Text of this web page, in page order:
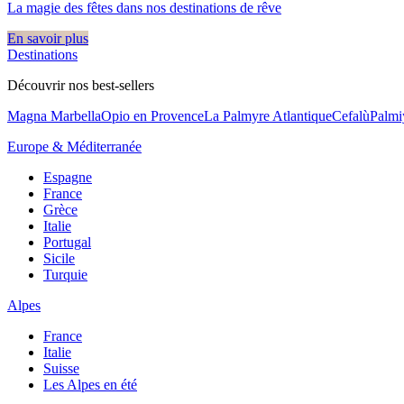
La magie des fêtes dans nos destinations de rêve​
En savoir plus
Destinations
Découvrir nos best-sellers
Magna MarbellaOpio en ProvenceLa Palmyre AtlantiqueCefalù
Europe & Méditerranée
Espagne
France
Grèce
Italie
Portugal
Sicile
Turquie
Alpes
France
Italie
Suisse
Les Alpes en été